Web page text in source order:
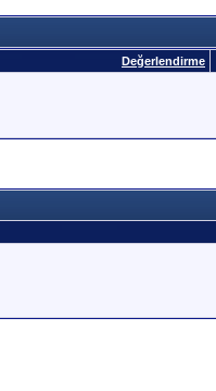
Değerlendirme